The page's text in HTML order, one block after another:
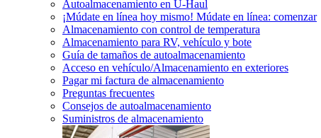
Autoalmacenamiento en U-Haul
¡Múdate en línea hoy mismo! Múdate en línea: comenzar
Almacenamiento con control de temperatura
Almacenamiento para RV, vehículo y bote
Guía de tamaños de autoalmacenamiento
Acceso en vehículo/Almacenamiento en exteriores
Pagar mi factura de almacenamiento
Preguntas frecuentes
Consejos de autoalmacenamiento
Suministros de almacenamiento